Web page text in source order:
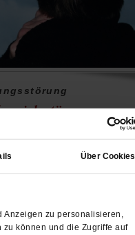
Über Cookies
Anzeigen zu personalisieren,
können und die Zugriffe auf
ich störe«
posttraumatischen
sie keine Gruppe zur
eine. Wie ihr das